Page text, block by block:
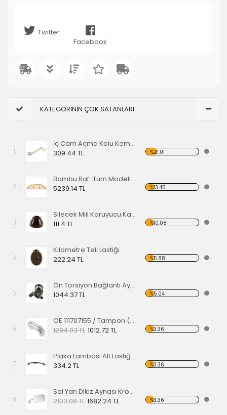
Twitter
Facebook
KATEGORİNİN ÇOK SATANLARI
1
İç Cam Açma Kolu Kemik Renk-56-67 EA
309.44 TL
%21.01
2
Bambu Raf-Tüm Modeller İçin
5239.14 TL
%13.45
3
Silecek Mili Koruyucu Kapak
111.4 TL
%10.08
4
Kilometre Teli Lastiği
222.24 TL
%5.88
5
Ön Torsiyon Bağlantı Ayarlayıcı (ADJUSTER ) 60-65
1044.37 TL
%5.04
6
OE 111707155 / Tampon (Babası) Koruma Krom 1200-1300 52-67
1294.03 TL 1012.72 TL %3.36
7
Plaka Lambası Alt Lastiği 67-79 EA
334.2 TL
%3.36
8
Sol Yan Dikiz Aynası Krom 68-79
2103.08 TL 1682.24 TL %3.36